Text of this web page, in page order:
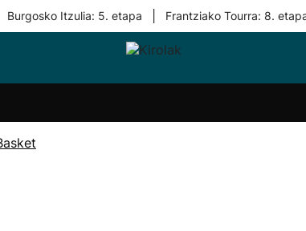
Burgosko Itzulia: 5. etapa Frantziako Tourra: 8.
Taldeak